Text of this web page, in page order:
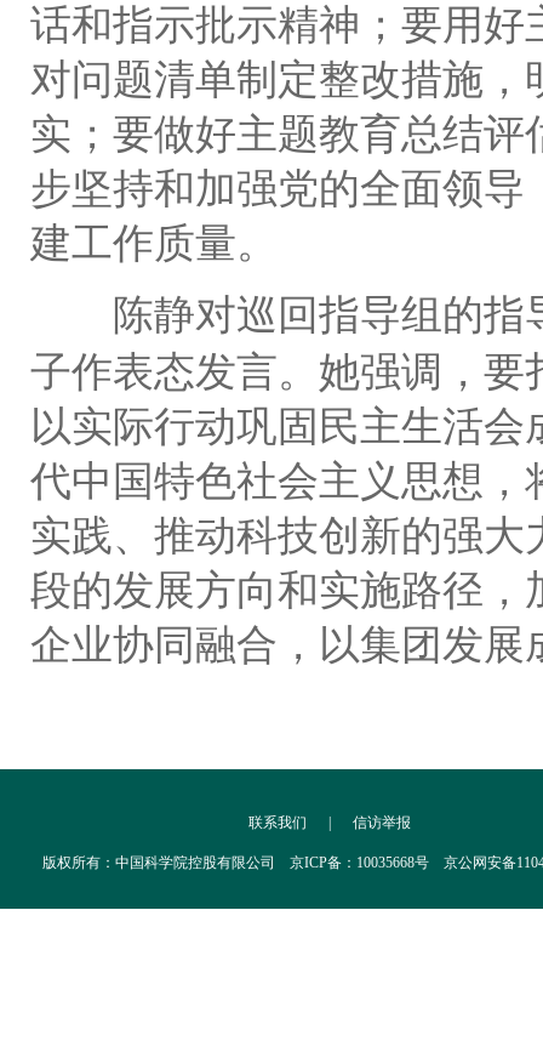
话和指示批示精神；要用
对问题清单制定整改措施
实；要做好主题教育总结
步坚持和加强党的全面领
建工作质量。
陈静对巡回指导组的
子作表态发言。她强调，要
以实际行动巩固民主生活
代中国特色社会主义思想
实践、推动科技创新的强
段的发展方向和实施路径
企业协同融合，以集团发
联系我们 | 信访举报
版权所有：中国科学院控股有限公司 京ICP备：10035668号 京公网安备